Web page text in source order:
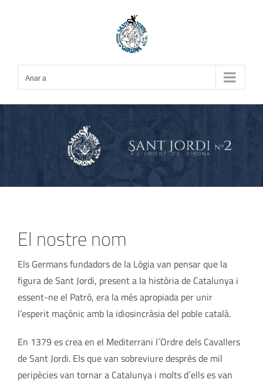
Anar a
El nostre nom
Els Germans fundadors de la Lògia van pensar que la
figura de Sant Jordi, present a la història de Catalunya i
essent-ne el Patró, era la més apropiada per unir
l’esperit maçònic amb la idiosincràsia del poble català.
En 1379 es crea en el Mediterrani l´Ordre dels Cavallers
de Sant Jordi. Els que van sobreviure després de mil
peripècies van tornar a Catalunya i molts d´ells es van